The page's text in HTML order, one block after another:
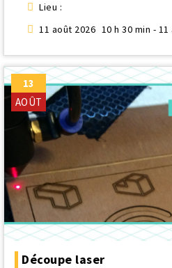
Lieu :
11 août 2026 10 h 30 min -
13
AOÛT
Découpe laser